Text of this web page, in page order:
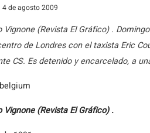
4 de agosto 2009
(Revista El Gráfico) .
de Londres con el taxista Eric
CS. Es detenido y encarcelado, a
Vignone (Revista El Gráfico) .